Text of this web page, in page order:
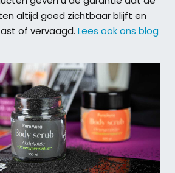
altijd goed zichtbaar blijft en
of vervaagd. Lees ook ons blog